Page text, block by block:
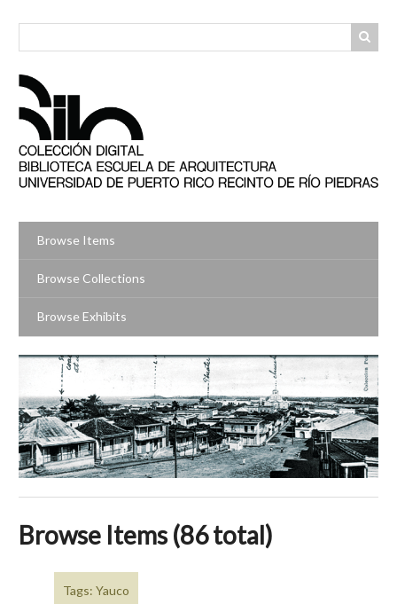
Browse Items
Browse Collections
Browse Exhibits
Browse Items (86 total)
Tags: Yauco